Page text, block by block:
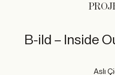
B-ild – Inside
Aslı